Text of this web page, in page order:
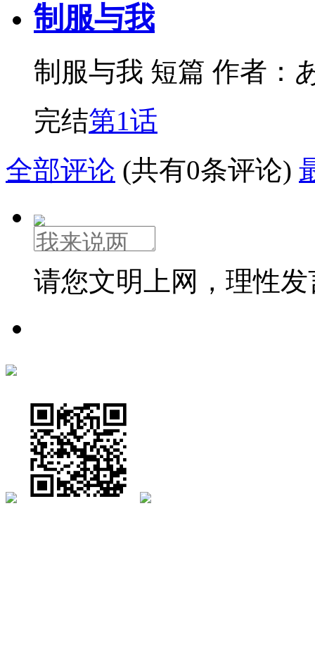
制服与我
制服与我 短篇 作者：
完结第1话
全部评论 (共有0条评论)
请您文明上网，理性